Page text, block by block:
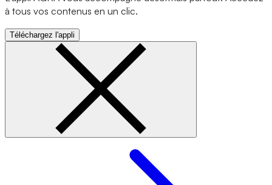
à tous vos contenus en un clic.
Téléchargez l'appli